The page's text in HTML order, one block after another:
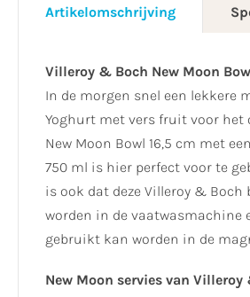
Artikelomschrijving
Villeroy & Boch New Moon
In de morgen snel een lekkere
Yoghurt met vers fruit voor het
New Moon Bowl 16,5 cm met
750 ml is hier perfect voor te
is ook dat deze Villeroy & Boch
worden in de vaatwasmachine
gebruikt kan worden in de
New Moon servies van Villeroy